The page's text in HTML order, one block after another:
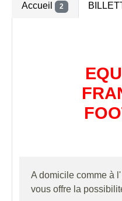
Accueil 2
A domicile comme à
vous offre la